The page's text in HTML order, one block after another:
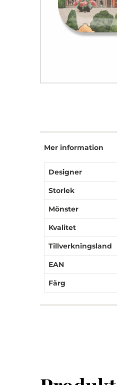
Mer information
Designer
Storlek
Mönster
Kvalitet
Tillverkningsland
EAN
Färg